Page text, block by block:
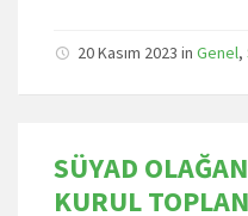
20 Kasım 2023 in Genel,
SÜYAD
KURUL